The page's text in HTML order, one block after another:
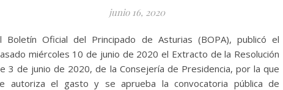
junio 16, 2020
Boletín Oficial del Principado de Asturias (BOPA), publicó el
miércoles 10 de junio de 2020 el Extracto de la Resolución
3 de junio de 2020, de la Consejería de Presidencia, por la que
autoriza el gasto y se aprueba la convocatoria pública de